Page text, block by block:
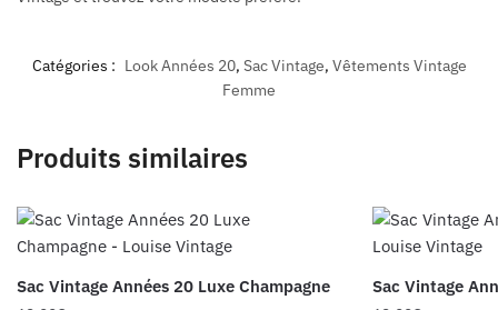
Catégories : Look Années 20, Sac Vintage, Vêtements Vintage
Femme
Produits similaires
Sac Vintage Années 20 Luxe Champagne Sac Vintage